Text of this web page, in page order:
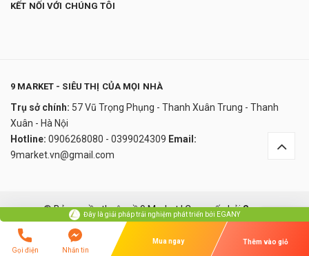
KẾT NỐI VỚI CHÚNG TÔI
9 MARKET - SIÊU THỊ CỦA MỌI NHÀ
Trụ sở chính: 57 Vũ Trọng Phụng - Thanh Xuân Trung - Thanh
Xuân - Hà Nội
Hotline: 0906268080 - 0399024309 Email:
9market.vn@gmail.com
© Bản quyền thuộc về 9 Market|Cung cấp bởiSapo
So sánh
Lỗi giao diện: file 'snippets/ozui_script.bwt' không được tìm thấy
1.900.000₫
undefined
Đây là giải pháp trải nghiệm phát triển bởi EGANY
Xem Giỏ Hàng Và Thanh Toán
Đây là giải pháp trải nghiệm phát triển bởi EGANY
Gọi điện Nhắn tin
Mua ngay Thêm vào giỏ